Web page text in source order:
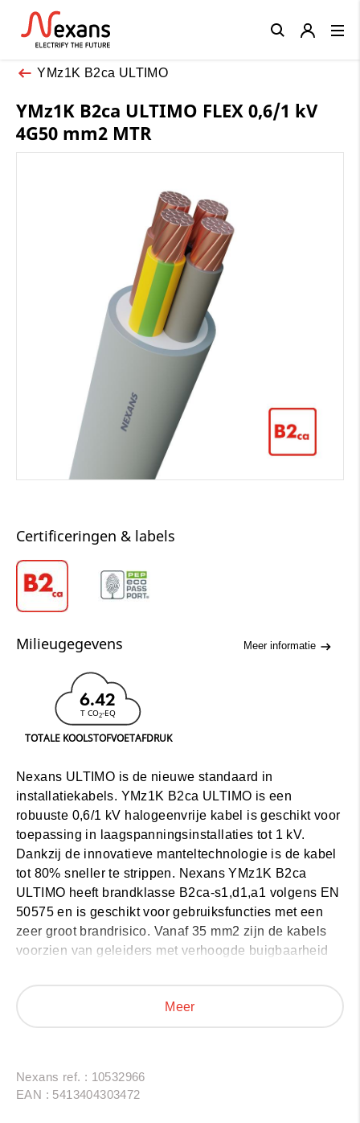
YMz1K B2ca ULTIMO
YMz1K B2ca ULTIMO FLEX 0,6/1 kV
4G50 mm2 MTR
Certificeringen & labels
Milieugegevens Meer informatie
6.42
T CO2-EQ
TOTALE KOOLSTOFVOETAFDRUK
Nexans ULTIMO is de nieuwe standaard in
installatiekabels. YMz1K B2ca ULTIMO is een
robuuste 0,6/1 kV halogeenvrije kabel is geschikt voor
toepassing in laagspanningsinstallaties tot 1 kV.
Dankzij de innovatieve manteltechnologie is de kabel
tot 80% sneller te strippen. Nexans YMz1K B2ca
ULTIMO heeft brandklasse B2ca-s1,d1,a1 volgens EN
50575 en is geschikt voor gebruiksfuncties met een
zeer groot brandrisico. Vanaf 35 mm2 zijn de kabels
voorzien van geleiders met verhoogde buigbaarheid
Meer
Nexans ref. : 10532966
EAN : 5413404303472
Close